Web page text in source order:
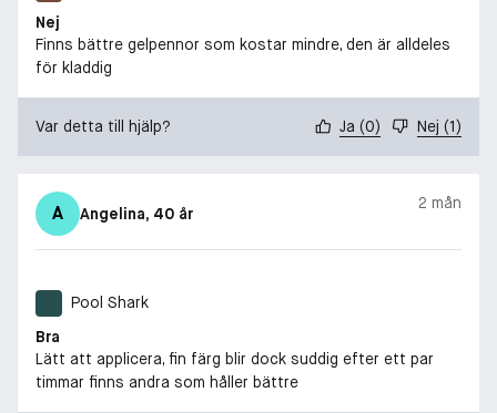
Nej
Finns bättre gelpennor som kostar mindre, den är alldeles
för kladdig
Var detta till hjälp? Ja (0) Nej (1)
A Angelina, 40 år
2 mån
Pool Shark
Bra
Lätt att applicera, fin färg blir dock suddig efter ett par
timmar finns andra som håller bättre